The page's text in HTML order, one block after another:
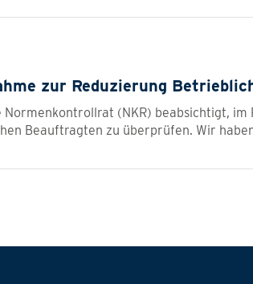
zur Reduzierung
Normenkontrollrat (NKR) beabsichtigt,
Beauftragten zu überprüfen. Wir